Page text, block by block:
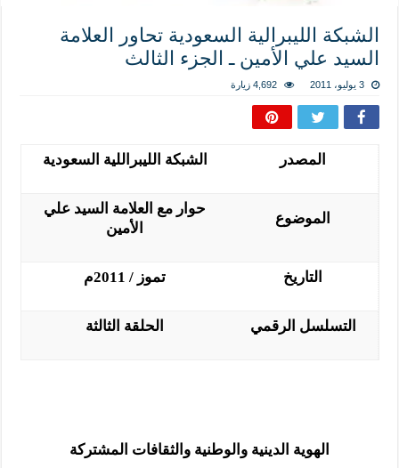
الشبكة الليبرالية السعودية تحاور العلامة
السيد علي الأمين ـ الجزء الثالث
3 يوليو، 2011 4,692 زيارة
المصدر الشبكة الليبراللية السعودية
الموضوع
حوار مع العلامة السيد علي
الأمين
التاريخ تموز / 2011م
التسلسل الرقمي الحلقة الثالثة
الهوية الدينية والوطنية والثقافات المشتركة